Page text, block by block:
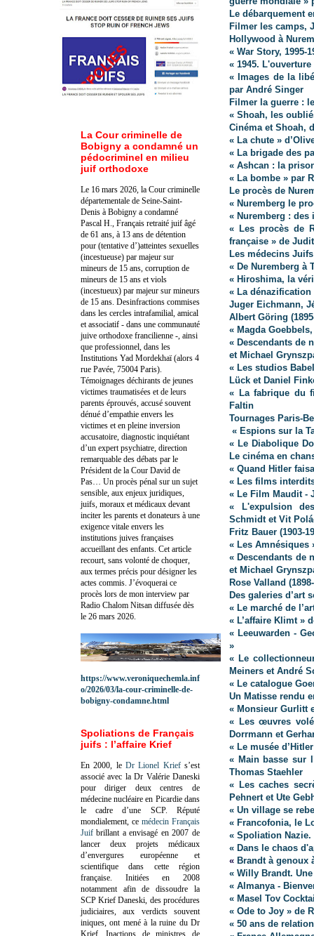
Le débarquement
Filmer les camps,
Hollywood à
« War Story, 1995-
« 1945.
« Images de la
par André Singer
Filmer la guerre :
« Shoah, les
Cinéma et Shoah,
« La chute »
« La brigade des
« Ashcan : la
« La bombe » par
Le procès de
« Nuremberg le
« Nuremberg :
« Les procès de
française » de
Les médecins
« De Nuremberg à
« Hiroshima, la
« La dénazification
Juger Eichmann,
Albert Göring
« Magda
« Descendants de
et Michael
« Les studios
Lück et Daniel
« La fabrique du
Faltin
Tournages Paris-
« Espions sur la
« Le Diabolique
Le cinéma en
« Quand Hitler
« Les films
« Le Film Maudit -
« L'expulsion
Schmidt et Vit
Fritz Bauer (1903-
« Les Amnésiques
« Descendants de
et Michael
Rose Valland
Des galeries d’art
« Le marché de
« L’affaire Klimt »
« Leeuwarden -
»
« Le
Meiners et André
« Le catalogue
Un Matisse rendu
« Monsieur Gurlitt
« Les œuvres
Dorrmann et
« Le musée
« Main basse sur
Thomas Staehler
« Les caches
Pehnert et Ute
« Un village se
« Francofonia, le
« Spoliation
« Dans le chaos
« Brandt à genoux
« Willy Brandt.
« Almanya -
« Masel Tov
« Ode to Joy » de
« 50 ans de
La Cour criminelle de
Bobigny a condamné un
pédocriminel en milieu
juif orthodoxe
Le 16 mars 2026, la Cour criminelle
départementale de Seine-Saint-
Denis à Bobigny a condamné
Pascal H., Français retraité juif âgé
de 61 ans, à 13 ans de détention
pour (tentative d’)atteintes sexuelles
(incestueuse) par majeur sur
mineurs de 15 ans, corruption de
mineurs de 15 ans et viols
(incestueux) par majeur sur mineurs
de 15 ans. Desinfractions commises
dans les cercles intrafamilial, amical
et associatif - dans une communauté
juive orthodoxe francilienne -, ainsi
que professionnel, dans les
Institutions Yad Mordekhaï (alors 4
rue Pavée, 75004 Paris).
Témoignages déchirants de jeunes
victimes traumatisées et de leurs
parents éprouvés, accusé souvent
dénué d’empathie envers les
victimes et en pleine inversion
accusatoire, diagnostic inquiétant
d’un expert psychiatre, direction
remarquable des débats par le
Président de la Cour David de
Pas… Un procès pénal sur un sujet
sensible, aux enjeux juridiques,
juifs, moraux et médicaux devant
inciter les parents et donateurs à une
exigence vitale envers les
institutions juives françaises
accueillant des enfants. Cet article
recourt, sans volonté de choquer,
aux termes précis pour désigner les
actes commis. J’évoquerai ce
procès lors de mon interview par
Radio Chalom Nitsan diffusée dès
le 26 mars 2026.
https://www.veroniquechemla.inf
o/2026/03/la-cour-criminelle-de-
bobigny-condamne.html
Spoliations de Français
juifs : l’affaire Krief
En 2000, le Dr Lionel Kriefs’est
associé avec la Dr Valérie Daneski
pour diriger deux centres de
médecine nucléaire en Picardie dans
le cadre d’une SCP. Réputé
mondialement, ce médecin Français
Juif brillant a envisagé en 2007 de
lancer deux projets médicaux
d’envergures européenne et
scientifique dans cette région
française. Initiées en 2008
notamment afin de dissoudre la
SCP Krief Daneski, des procédures
judiciaires, aux verdicts souvent
iniques, ont mené à la ruine du Dr
Krief.Inactions de ministres de